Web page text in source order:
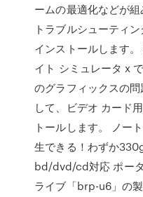
ームの最適化などが
トラブルシューティ
インストールします
イト シミュレータ x
のグラフィックスの
して、ビデオ カード
トールします。 ノー
生できる！わずか
bd/dvd/cd対応 ポー
ライブ「brp-u6」の